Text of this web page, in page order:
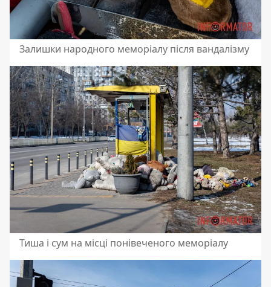
Залишки народного меморіалу після вандалізму
Тиша і сум на місці понівеченого меморіалу